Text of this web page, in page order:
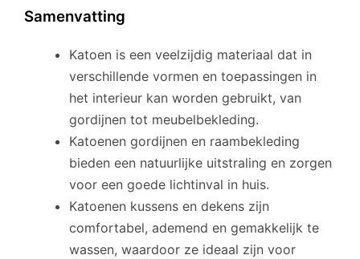
Samenvatting
Katoen is een veelzijdig materiaal dat in
verschillende vormen en toepassingen in
het interieur kan worden gebruikt, van
gordijnen tot meubelbekleding.
Katoenen gordijnen en raambekleding
bieden een natuurlijke uitstraling en zorgen
voor een goede lichtinval in huis.
Katoenen kussens en dekens zijn
comfortabel, ademend en gemakkelijk te
wassen, waardoor ze ideaal zijn voor